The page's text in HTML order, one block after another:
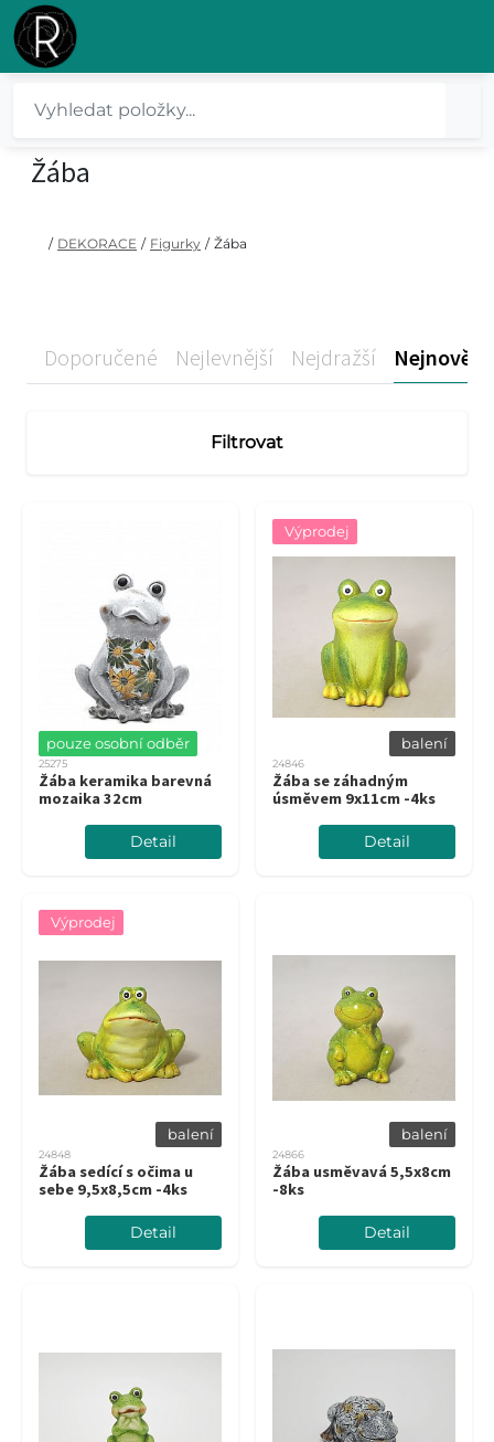
Žába
/ DEKORACE / Figurky / Žába
Doporučené Nejlevnější Nejdražší Nejnovější
Filtrovat
pouze osobní odběr
25275
Žába keramika barevná
mozaika 32cm
Detail
Výprodej
balení
24846
Žába se záhadným
úsměvem 9x11cm -4ks
Detail
Výprodej
balení
24848
Žába sedící s očima u
sebe 9,5x8,5cm -4ks
Detail
balení
24866
Žába usměvavá 5,5x8cm
-8ks
Detail